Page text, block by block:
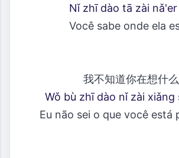
Nǐ zhī dào tā zài nǎ'er
Você sabe onde ela
我不知道你在想什么
Wǒ bù zhī dào nǐ zài xiǎng
Eu não sei o que você está